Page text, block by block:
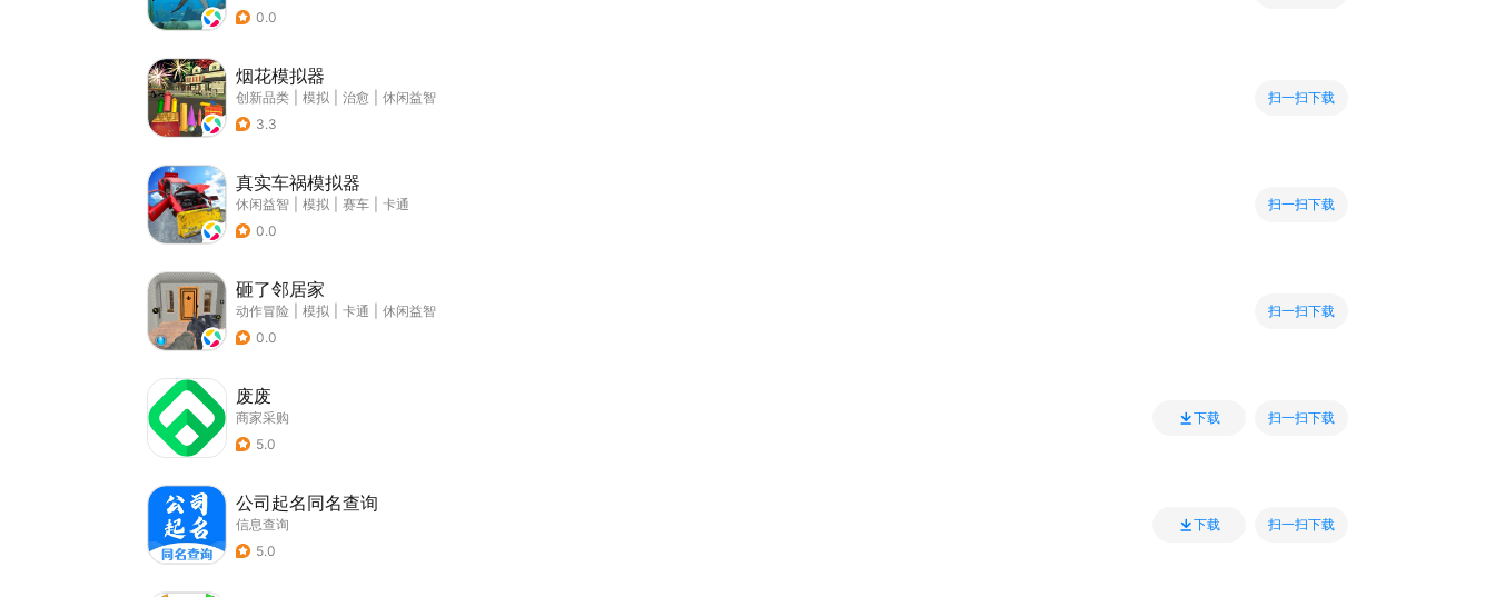
0.0
烟花模拟器
创新品类 模拟 治愈
休闲益智
3.3
扫一扫下载
真实车祸模拟器
休闲益智 模拟 赛车
卡通
0.0
扫一扫下载
砸了邻居家
动作冒险 模拟 卡通
休闲益智
0.0
扫一扫下载
废废
商家采购
5.0
下载 扫一扫下载
公司起名同名查询
信息查询
5.0
下载 扫一扫下载